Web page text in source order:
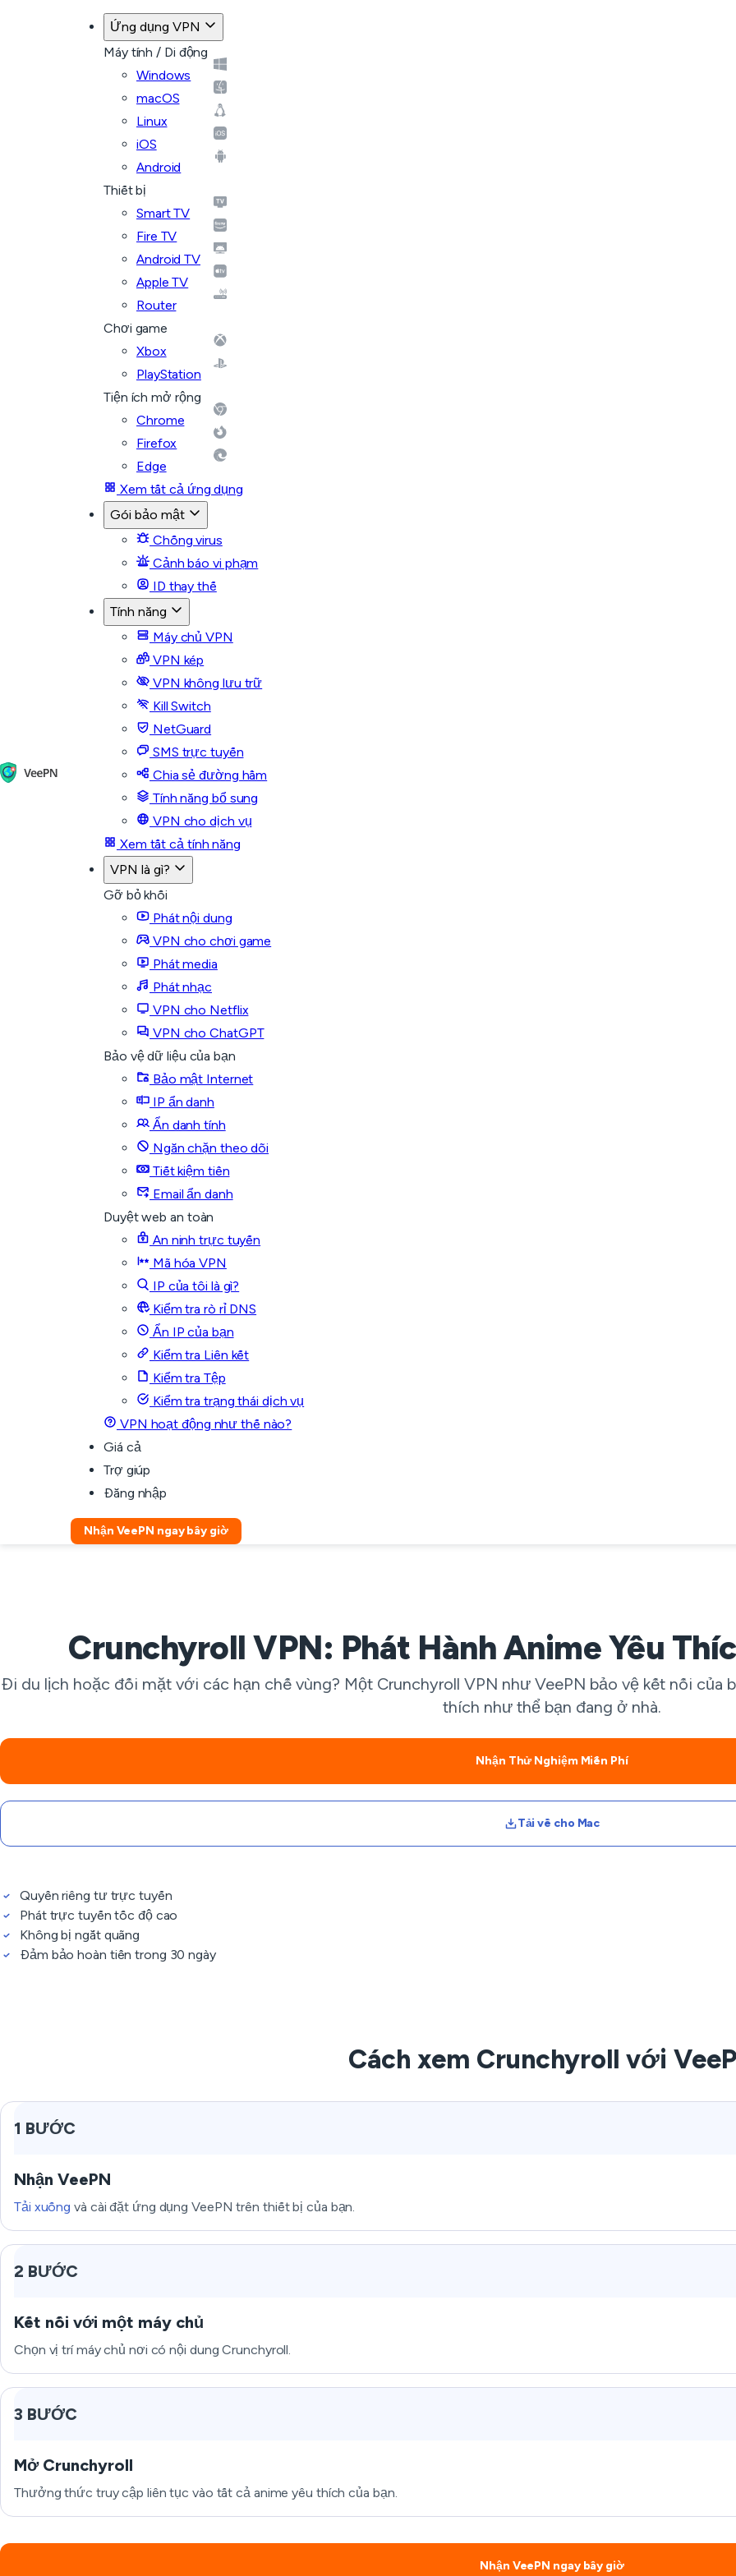
Ứng dụng VPN
Máy tính / Di động
Windows
macOS
Linux
iOS
Android
Thiết bị
Smart TV
Fire TV
Android TV
Apple TV
Router
Chơi game
Xbox
PlayStation
Tiện ích mở rộng
Chrome
Firefox
Edge
Xem tất cả ứng dụng
Gói bảo mật
Chống virus
Cảnh báo vi phạm
ID thay thế
Tính năng
Máy chủ VPN
VPN kép
VPN không lưu trữ
Kill Switch
NetGuard
SMS trực tuyến
Chia sẻ đường hầm
Tính năng bổ sung
VPN cho dịch vụ
Xem tất cả tính năng
VPN là gì?
Gỡ bỏ khối
Phát nội dung
VPN cho chơi game
Phát media
Phát nhạc
VPN cho Netflix
VPN cho ChatGPT
Bảo vệ dữ liệu của bạn
Bảo mật Internet
IP ẩn danh
Ẩn danh tính
Ngăn chặn theo dõi
Tiết kiệm tiền
Email ẩn danh
Duyệt web an toàn
An ninh trực tuyến
Mã hóa VPN
IP của tôi là gì?
Kiểm tra rò rỉ DNS
Ẩn IP của bạn
Kiểm tra Liên kết
Kiểm tra Tệp
Kiểm tra trạng thái dịch vụ
VPN hoạt động như thế nào?
Giá cả
Trợ giúp
Đăng nhập
Nhận VeePN ngay bây giờ
Crunchyroll VPN: Phát Hành Anime Yêu
Đi du lịch hoặc đối mặt với các hạn chế vùng? Một Crunchyroll VPN như VeePN bảo vệ kết nối của
thích như thể bạn đang ở nhà.
Nhận Thử Nghiệm Miễn Phí
Tải về cho Mac
Quyền riêng tư trực tuyến
Phát trực tuyến tốc độ cao
Không bị ngắt quãng
Đảm bảo hoàn tiền trong 30 ngày
Cách xem Crunchyroll với
1 BƯỚC
Nhận VeePN
Tải xuống và cài đặt ứng dụng VeePN trên thiết bị của bạn.
2 BƯỚC
Kết nối với một máy chủ
Chọn vị trí máy chủ nơi có nội dung Crunchyroll.
3 BƯỚC
Mở Crunchyroll
Thưởng thức truy cập liên tục vào tất cả anime yêu thích của bạn.
Nhận VeePN ngay bây giờ